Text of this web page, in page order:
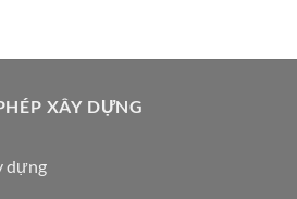
XÂY DỰNG
dựng